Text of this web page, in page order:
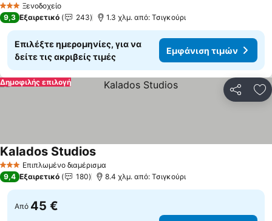
3 ΑστέριαΞενοδοχείο
9,3 Εξαιρετικό 243 1.3 χλμ. από: Τσιγκούρι
Επιλέξτε ημερομηνίες, για να
δείτε τις ακριβείς τιμές
Εμφάνιση τιμών
Δημοφιλής επιλογή
3 ΑστέριαΕπιπλωμένο διαμέρισμα
Kalados StudiosΕμφάνιση τιμών
9,4 Εξαιρετικό 180 8.4 χλμ. από: Τσιγκούρι
Από 45 €